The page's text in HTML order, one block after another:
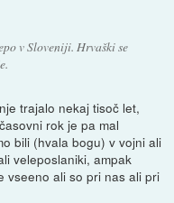
v Sloveniji. Hrvaški se
trajalo nekaj tisoč let,
rok je pa mal
bili (hvala bogu) v vojni ali
veleposlaniki, ampak
vseeno ali so pri nas ali pri